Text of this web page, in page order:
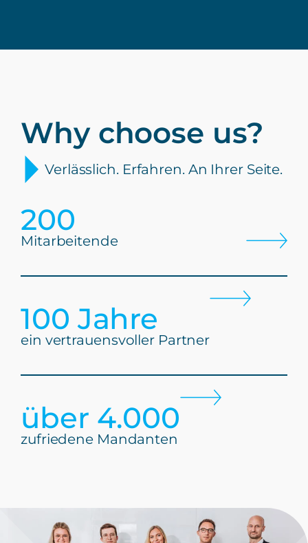
Why choose us?
Verlässlich. Erfahren. An Ihrer Seite.
Mitarbeitende
200
ein vertrauensvoller Partner
100 Jahre
zufriedene Mandanten
über 4.000